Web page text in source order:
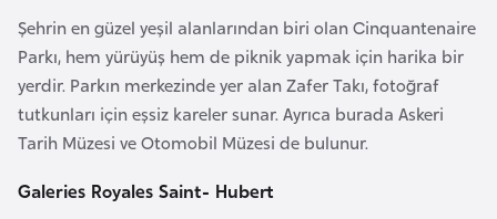
Şehrin en güzel yeşil alanlarından biri olan Cinquantenaire
Parkı, hem yürüyüş hem de piknik yapmak için harika bir
yerdir. Parkın merkezinde yer alan Zafer Takı, fotoğraf
tutkunları için eşsiz kareler sunar. Ayrıca burada Askeri
Tarih Müzesi ve Otomobil Müzesi de bulunur.
Galeries Royales Saint- Hubert
B
e
n
i
n